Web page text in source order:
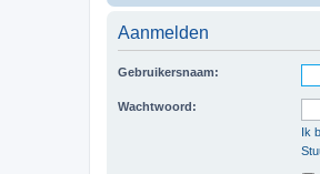
Aanmelden
Gebruikersnaam:
Wachtwoord:
Ik